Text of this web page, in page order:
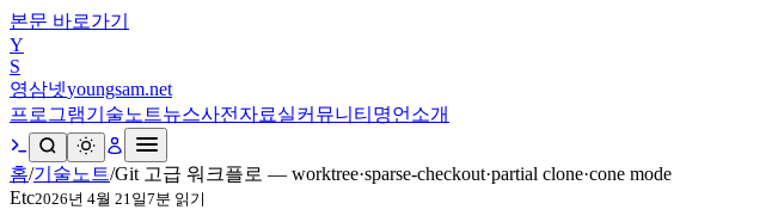
본문 바로가기
Y
S
영삼넷youngsam.net
프로그램기술노트뉴스사전 자료실커뮤니티 명언 소개
홈/기술노트/Git 고급 워크플로 — worktree·sparse-checkout·partial clone·cone mode
Etc2026년 4월 21일7분 읽기